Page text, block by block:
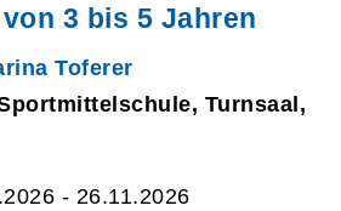
3 bis 5 Jahren
Toferer
Turnsaal,
- 26.11.2026